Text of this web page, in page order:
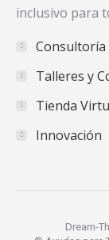
inclusivo para
Consultoría
Talleres y
Tienda
Innovación
Dream-